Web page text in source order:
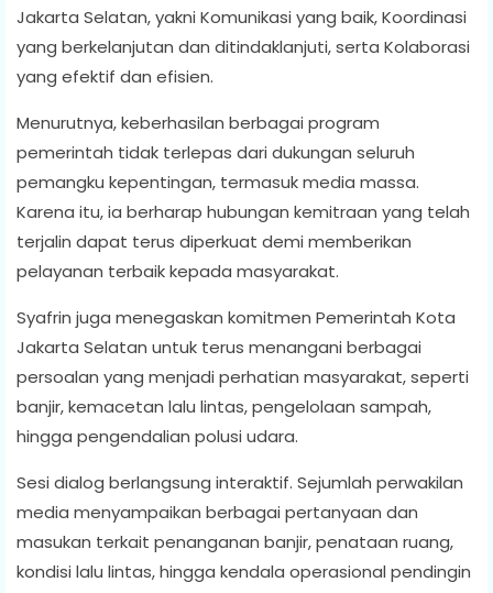
Jakarta Selatan, yakni Komunikasi yang baik, Koordinasi
yang berkelanjutan dan ditindaklanjuti, serta Kolaborasi
yang efektif dan efisien.
Menurutnya, keberhasilan berbagai program
pemerintah tidak terlepas dari dukungan seluruh
pemangku kepentingan, termasuk media massa.
Karena itu, ia berharap hubungan kemitraan yang telah
terjalin dapat terus diperkuat demi memberikan
pelayanan terbaik kepada masyarakat.
Syafrin juga menegaskan komitmen Pemerintah Kota
Jakarta Selatan untuk terus menangani berbagai
persoalan yang menjadi perhatian masyarakat, seperti
banjir, kemacetan lalu lintas, pengelolaan sampah,
hingga pengendalian polusi udara.
Sesi dialog berlangsung interaktif. Sejumlah perwakilan
media menyampaikan berbagai pertanyaan dan
masukan terkait penanganan banjir, penataan ruang,
kondisi lalu lintas, hingga kendala operasional pendingin